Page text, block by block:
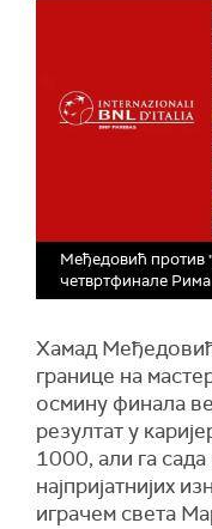
Међедовић против
четвртфинале Рима
Хамад
границе на
осмину финала
резултат у
1000, али га
најпријатнијих
играчем света